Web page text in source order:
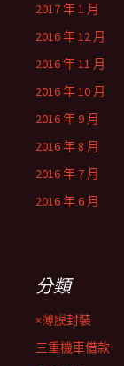
2017 年 1 月
2016 年 12 月
2016 年 11 月
2016 年 10 月
2016 年 9 月
2016 年 8 月
2016 年 7 月
2016 年 6 月
分類
×薄膜封裝
三重機車借款